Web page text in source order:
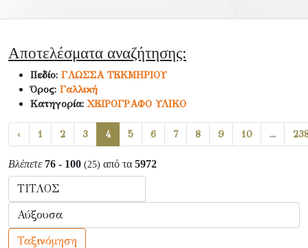
Αποτελέσματα αναζήτησης:
Πεδίο: ΓΛΩΣΣΑ ΤΕΚΜΗΡΙΟΥ
Όρος: Γαλλική
Κατηγορία:ΧΕΙΡΟΓΡΑΦΟ ΥΛΙΚΟ
‹ 1 2 3 4 5 6 7 8 9 10 ...
Βλέπετε 76 - 100 (25) από τα 5972
Ταξινόμηση